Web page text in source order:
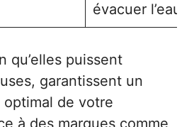
évacuer l’eau
qu’elles puissent
garantissent un
de votre
à des marques comme